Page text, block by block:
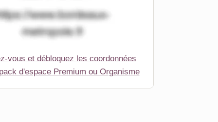
vous et débloquez les coordonnées
d'espace Premium ou Organisme